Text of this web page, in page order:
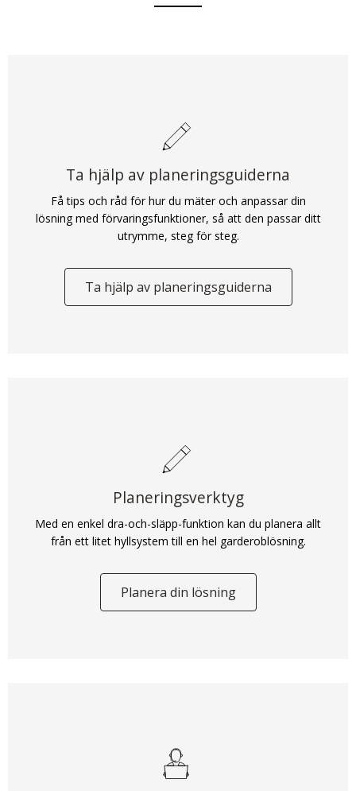
Ta hjälp av planeringsguiderna
Få tips och råd för hur du mäter och anpassar din
lösning med förvaringsfunktioner, så att den passar ditt
utrymme, steg för steg.
Ta hjälp av planeringsguiderna
Planeringsverktyg
Med en enkel dra-och-släpp-funktion kan du planera allt
från ett litet hyllsystem till en hel garderoblösning.
Planera din lösning